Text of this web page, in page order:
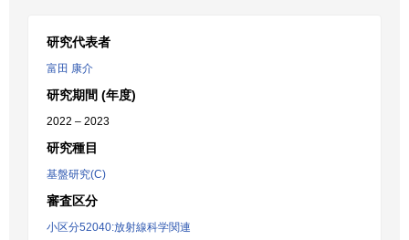
研究代表者
富田 康介
研究期間 (年度)
2022 – 2023
研究種目
基盤研究(C)
審査区分
小区分52040:放射線科学関連